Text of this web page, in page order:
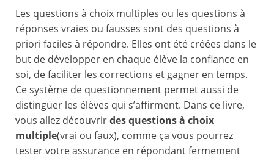
Les questions à choix multiples ou les questions à
réponses vraies ou fausses sont des questions à
priori faciles à répondre. Elles ont été créées dans le
but de développer en chaque élève la confiance en
soi, de faciliter les corrections et gagner en temps.
Ce système de questionnement permet aussi de
distinguer les élèves qui s’affirment. Dans ce livre,
vous allez découvrirdes questions à choix
multiple(vrai ou faux), comme ça vous pourrez
tester votre assurance en répondant fermement